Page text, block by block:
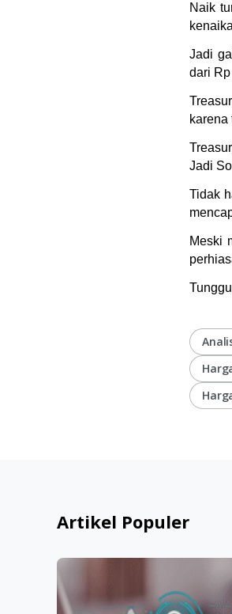
Naik
Jadi
dari
karena
Jadi
Tidak
Meski
Artikel Populer